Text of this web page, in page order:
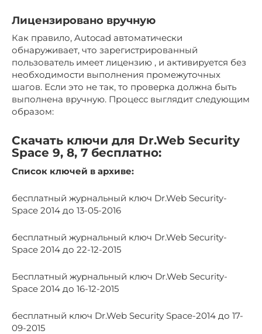
Лицензировано вручную
Как правило, Autocad автоматически
обнаруживает, что зарегистрированный
пользователь имеет лицензию , и активируется без
необходимости выполнения промежуточных
шагов. Если это не так, то проверка должна быть
выполнена вручную. Процесс выглядит следующим
образом:
Скачать ключи для Dr.Web Security
Space 9, 8, 7 бесплатно:
Список ключей в архиве:
бесплатный журнальный ключ Dr.Web Security-
Space 2014 до 13-05-2016
бесплатный журнальный ключ Dr.Web Security-
Space 2014 до 22-12-2015
Бесплатный журнальный ключ Dr.Web Security-
Space 2014 до 16-12-2015
бесплатный ключ Dr.Web Security Space-2014 до 17-
09-2015